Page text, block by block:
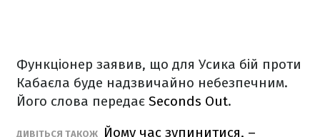
Функціонер заявив, що для Усика бій проти
Кабаєла буде надзвичайно небезпечним.
Його слова передає Seconds Out.
ДИВІТЬСЯ ТАКОЖ
Йому час зупинитися, –